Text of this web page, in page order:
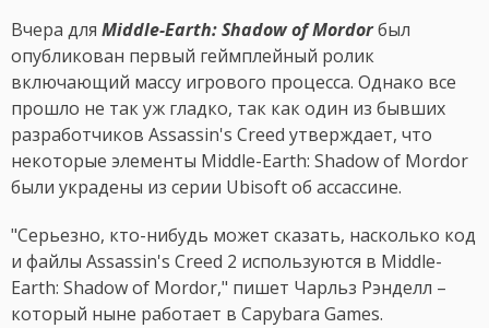
Вчера для Middle-Earth: Shadow of Mordorбыл
опубликован первый геймплейный ролик
включающий массу игрового процесса. Однако все
прошло не так уж гладко, так как один из бывших
разработчиков Assassin's Creed утверждает, что
некоторые элементы Middle-Earth: Shadow of Mordor
были украдены из серии Ubisoft об ассассине.
"Серьезно, кто-нибудь может сказать, насколько код
и файлы Assassin's Creed 2 используются в Middle-
Earth: Shadow of Mordor," пишет Чарльз Рэнделл –
который ныне работает в Capybara Games.